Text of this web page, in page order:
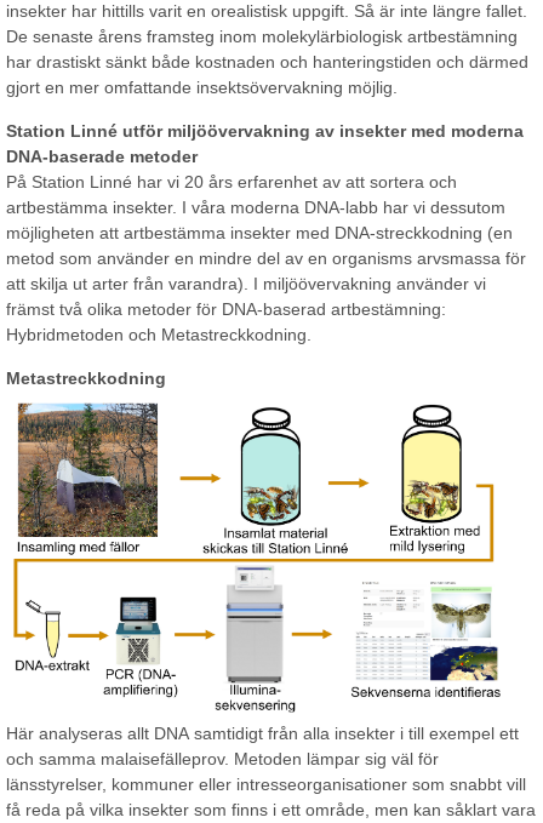
insekter har hittills varit en orealistisk uppgift. Så är inte längre fallet.
De senaste årens framsteg inom molekylärbiologisk artbestämning
har drastiskt sänkt både kostnaden och hanteringstiden och därmed
gjort en mer omfattande insektsövervakning möjlig.
Station Linné utför miljöövervakning av insekter med moderna
DNA-baserade metoder
På Station Linné har vi 20 års erfarenhet av att sortera och
artbestämma insekter. I våra moderna DNA-labb har vi dessutom
möjligheten att artbestämma insekter med DNA-streckkodning (en
metod som använder en mindre del av en organisms arvsmassa för
att skilja ut arter från varandra). I miljöövervakning använder vi
främst två olika metoder för DNA-baserad artbestämning:
Hybridmetoden och Metastreckkodning.
Metastreckkodning
Här analyseras allt DNA samtidigt från alla insekter i till exempel ett
och samma malaisefälleprov. Metoden lämpar sig väl för
länsstyrelser, kommuner eller intresseorganisationer som snabbt vill
få reda på vilka insekter som finns i ett område, men kan såklart vara